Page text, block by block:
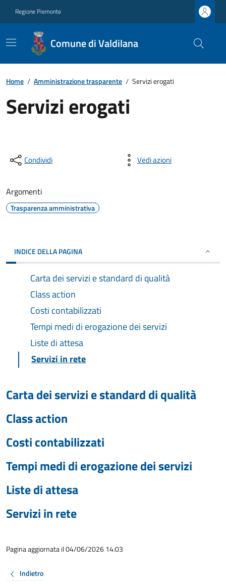
Regione Piemonte
Comune di Valdilana
Home / Amministrazione trasparente / Servizi erogati
Servizi erogati
Condividi Vedi azioni
Argomenti
Trasparenza amministrativa
INDICE DELLA PAGINA
Carta dei servizi e standard di qualità
Class action
Costi contabilizzati
Tempi medi di erogazione dei servizi
Liste di attesa
Servizi in rete
Carta dei servizi e standard di qualità
Class action
Costi contabilizzati
Tempi medi di erogazione dei servizi
Liste di attesa
Servizi in rete
Pagina aggiornata il 04/06/2026 14:03
Indietro